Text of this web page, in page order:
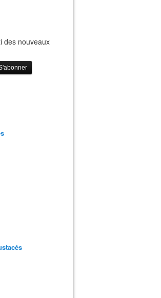
des nouveaux